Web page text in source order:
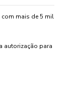
mais de 5 mil
autorização para